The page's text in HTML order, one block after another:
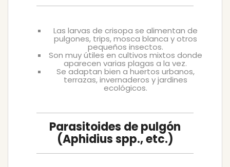
Las larvas de crisopa se alimentan de
pulgones, trips, mosca blanca y otros
pequeños insectos.
Son muy útiles en cultivos mixtos donde
aparecen varias plagas a la vez.
Se adaptan bien a huertos urbanos,
terrazas, invernaderos y jardines
ecológicos.
Parasitoides de pulgón
(Aphidius spp., etc.)